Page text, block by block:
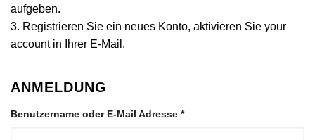
aufgeben.
3. Registrieren Sie ein neues Konto, aktivieren Sie your
account in Ihrer E-Mail.
ANMELDUNG
Benutzername oder E-Mail Adresse *Erforderlich